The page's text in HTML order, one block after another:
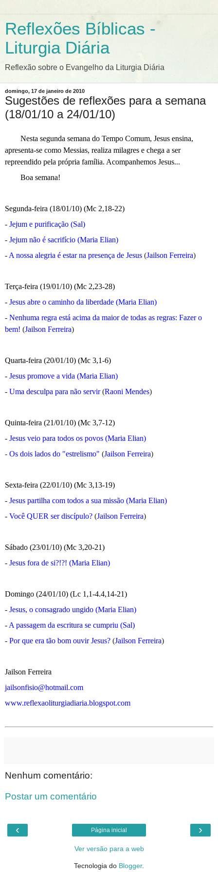
Reflexões Bíblicas -
Liturgia Diária
Reflexão sobre o Evangelho da Liturgia Diária
domingo, 17 de janeiro de 2010
Sugestões de reflexões para a semana
(18/01/10 a 24/01/10)
Nesta segunda semana do Tempo Comum, Jesus ensina,
apresenta-se como Messias, realiza milagres e chega a ser
repreendido pela própria família. Acompanhemos Jesus...
Boa semana!
Segunda-feira (18/01/10) (Mc 2,18-22)
- Jejum e purificação (Sal)
- Jejum não é sacrifício (Maria Elian)
- A nossa alegria é estar na presença de Jesus (Jailson Ferreira)
Terça-feira (19/01/10) (Mc 2,23-28)
- Jesus abre o caminho da liberdade (Maria Elian)
- Nenhuma regra está acima da maior de todas as regras: Fazer o
bem! (Jailson Ferreira)
Quarta-feira (20/01/10) (Mc 3,1-6)
- Jesus promove a vida (Maria Elian)
- Uma desculpa para não servir(Raoni Mendes)
Quinta-feira (21/01/10) (Mc 3,7-12)
- Jesus veio para todos os povos (Maria Elian)
- Os dois lados do "estrelismo" (Jailson Ferreira)
Sexta-feira (22/01/10) (Mc 3,13-19)
- Jesus partilha com todos a sua missão (Maria Elian)
- Você QUER ser discípulo? (Jailson Ferreira)
Sábado (23/01/10) (Mc 3,20-21)
- Jesus fora de si?!?! (Maria Elian)
Domingo (24/01/10) (Lc 1,1-4.4,14-21)
- Jesus, o consagrado ungido (Maria Elian)
- A passagem da escritura se cumpriu (Sal)
- Por que era tão bom ouvir Jesus? (Jailson Ferreira)
Jailson Ferreira
jailsonfisio@hotmail.com
www.reflexaoliturgiadiaria.blogspot.com
Nenhum comentário:
Postar um comentário
‹ ›
Página inicial
Ver versão para a web
Tecnologia do Blogger.